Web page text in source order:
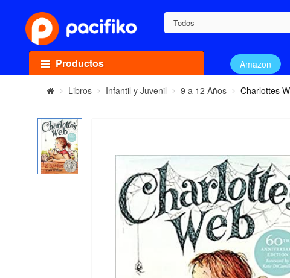
Todos
Productos Amazon
Libros Infantil y Juvenil 9 a 12 Años Charlottes